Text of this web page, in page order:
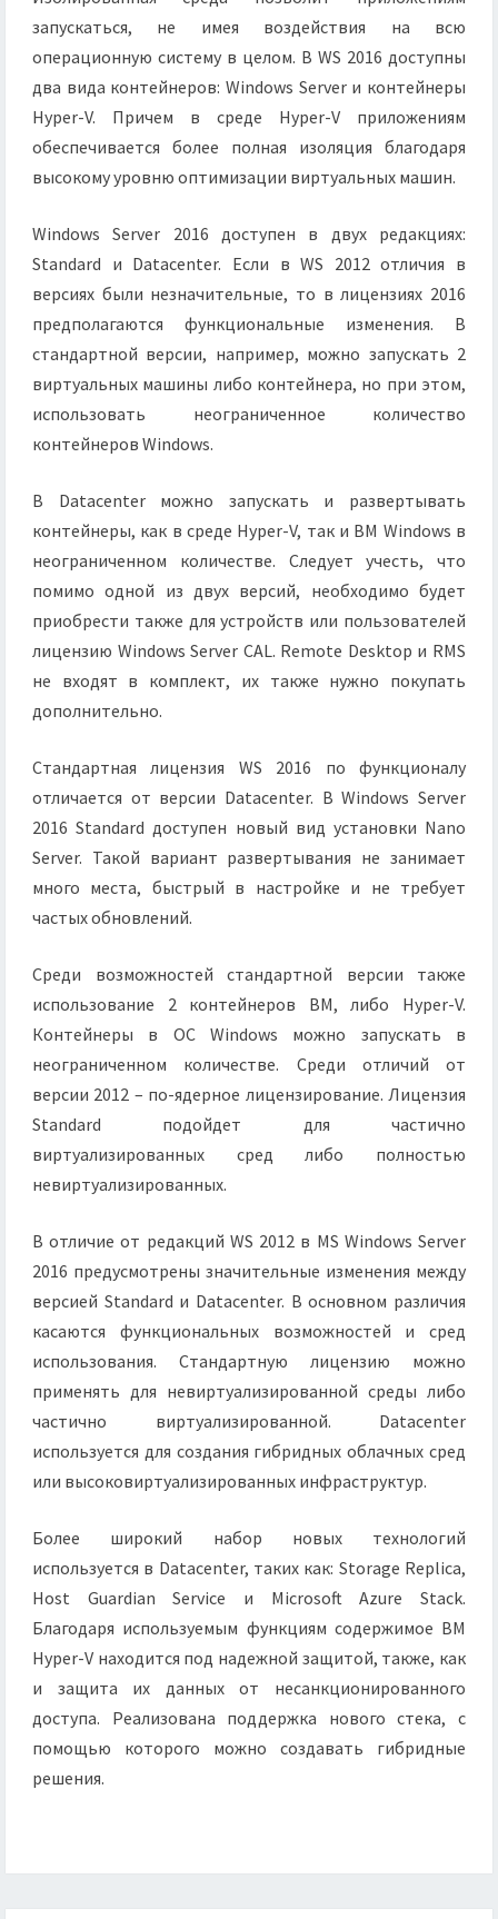
запускаться, не имея воздействия на всю
операционную систему в целом. В WS 2016 доступны
два вида контейнеров: Windows Server и контейнеры
Hyper-V. Причем в среде Hyper-V приложениям
обеспечивается более полная изоляция благодаря
высокому уровню оптимизации виртуальных машин.
Windows Server 2016 доступен в двух редакциях:
Standard и Datacenter. Если в WS 2012 отличия в
версиях были незначительные, то в лицензиях 2016
предполагаются функциональные изменения. В
стандартной версии, например, можно запускать 2
виртуальных машины либо контейнера, но при этом,
использовать неограниченное количество
контейнеров Windows.
В Datacenter можно запускать и развертывать
контейнеры, как в среде Hyper-V, так и ВМ Windows в
неограниченном количестве. Следует учесть, что
помимо одной из двух версий, необходимо будет
приобрести также для устройств или пользователей
лицензию Windows Server CAL. Remote Desktop и RMS
не входят в комплект, их также нужно покупать
дополнительно.
Стандартная лицензия WS 2016 по функционалу
отличается от версии Datacenter. В Windows Server
2016 Standard доступен новый вид установки Nano
Server. Такой вариант развертывания не занимает
много места, быстрый в настройке и не требует
частых обновлений.
Среди возможностей стандартной версии также
использование 2 контейнеров ВМ, либо Hyper-V.
Контейнеры в ОС Windows можно запускать в
неограниченном количестве. Среди отличий от
версии 2012 – по-ядерное лицензирование. Лицензия
Standard подойдет для частично
виртуализированных сред либо полностью
невиртуализированных.
В отличие от редакций WS 2012 в MS Windows Server
2016 предусмотрены значительные изменения между
версией Standard и Datacenter. В основном различия
касаются функциональных возможностей и сред
использования. Стандартную лицензию можно
применять для невиртуализированной среды либо
частично виртуализированной. Datacenter
используется для создания гибридных облачных сред
или высоковиртуализированных инфраструктур.
Более широкий набор новых технологий
используется в Datacenter, таких как: Storage Replica,
Host Guardian Service и Microsoft Azure Stack.
Благодаря используемым функциям содержимое ВМ
Hyper-V находится под надежной защитой, также, как
и защита их данных от несанкционированного
доступа. Реализована поддержка нового стека, с
помощью которого можно создавать гибридные
решения.